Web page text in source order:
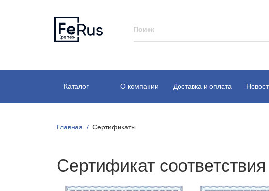
Каталог О компании Доставка и оплата
Главная Сертификаты
Сертификат